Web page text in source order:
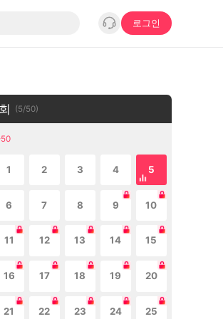
로그인
회 (5/50)
1 2 3 4 5
6 7 8 9 10
11 12 13 14 15
16 17 18 19 20
21 22 23 24 25